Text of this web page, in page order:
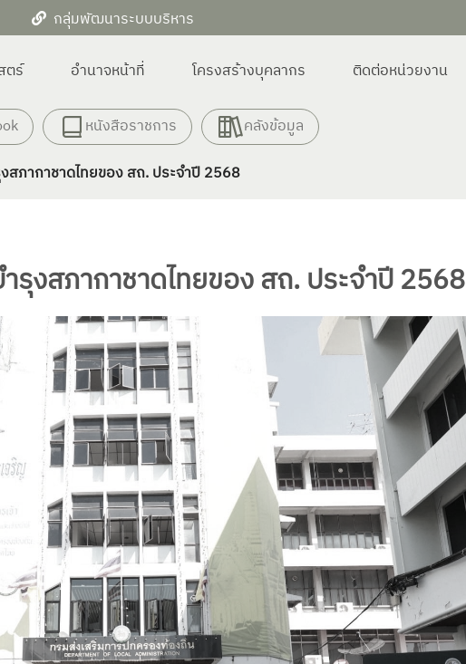
กลุ่มพัฒนาระบบบริหาร
ตร์ อำนาจหน้าที่ โครงสร้างบุคลากร ติดต่อหน่วยงาน
หนังสือราชการ
คลังข้อมูล
ภากาชาดไทยของ สถ. ประจำปี 2568
รุงสภากาชาดไทยของ สถ. ประจำปี 2568